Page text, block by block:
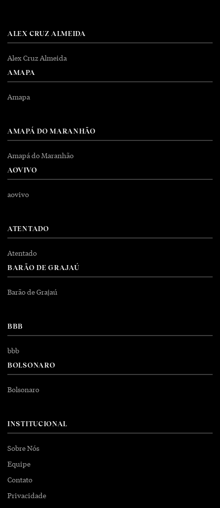
ALEX CRUZ ALMEIDA
Alex Cruz Almeida
AMAPA
Amapa
AMAPÁ DO MARANHÃO
Amapá do Maranhão
AOVIVO
aovivo
ATENTADO
Atentado
BARÃO DE GRAJAÚ
Barão de Grajaú
BBB
bbb
BOLSONARO
Bolsonaro
INSTITUCIONAL
Sobre Nós
Equipe
Contato
Privacidade